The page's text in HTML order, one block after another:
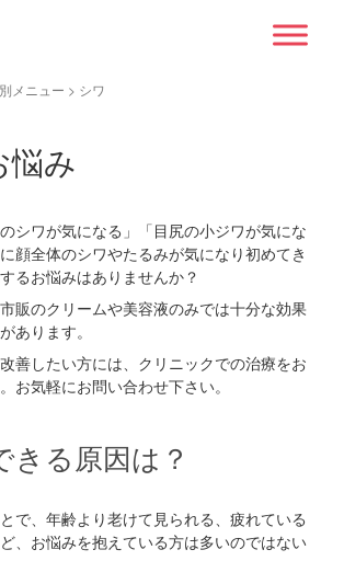
メニュー > シワ
悩み
シワが気になる」「目尻の小ジワが気にな
顔全体のシワやたるみが気になり初めてき
るお悩みはありませんか？
販のクリームや美容液のみでは十分な効果
あります。
善したい方には、クリニックでの治療をお
お気軽にお問い合わせ下さい。
きる原因は？
で、年齢より老けて見られる、疲れている
、お悩みを抱えている方は多いのではない